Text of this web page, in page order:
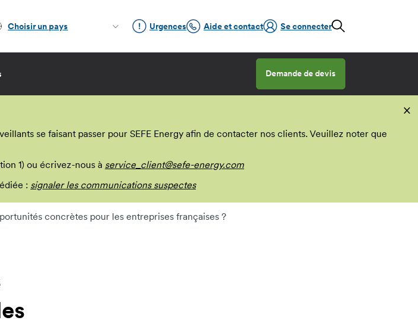
se faisant passer pour SEFE Energy afin de contacter nos clients. Veuillez noter que
1) ou écrivez-nous à service_client@sefe-energy.com
: signaler les communications suspectes
×
Choisir un pays Urgences Aide et contact Se connecter
Demande de devis
concrètes pour les entreprises françaises ?